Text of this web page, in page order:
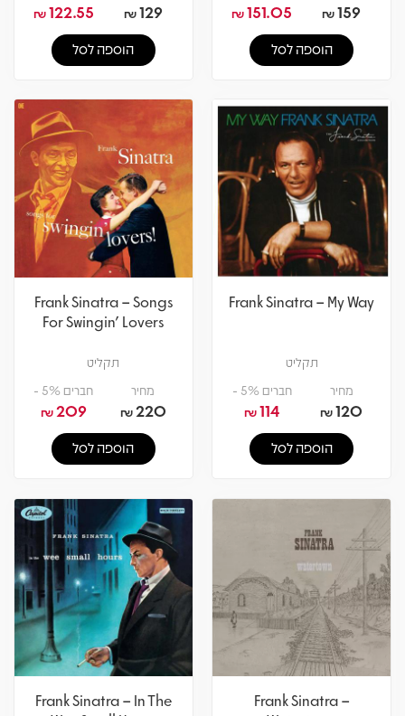
159
₪
151.05
₪
הוספה לסל
129
₪
122.55
₪
הוספה לסל
Frank Sinatra – My Way
תקליט
מחיר
120
₪
חברים 5% -
114
₪
הוספה לסל
Frank Sinatra – Songs
For Swingin' Lovers
תקליט
מחיר
220
₪
חברים 5% -
209
₪
הוספה לסל
Frank Sinatra –
Frank Sinatra – In The